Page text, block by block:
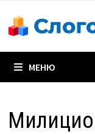
содержимому
МЕНЮ